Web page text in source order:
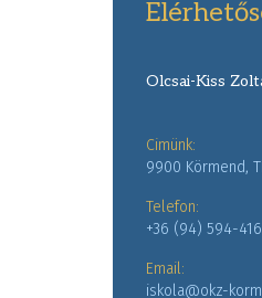
Olcsai-Kiss
Cimünk:
9900 Körmend,
Telefon:
+36 (94) 594-416
Email:
iskola@okz-